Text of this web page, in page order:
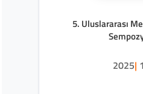
5. Uluslararası
2025|